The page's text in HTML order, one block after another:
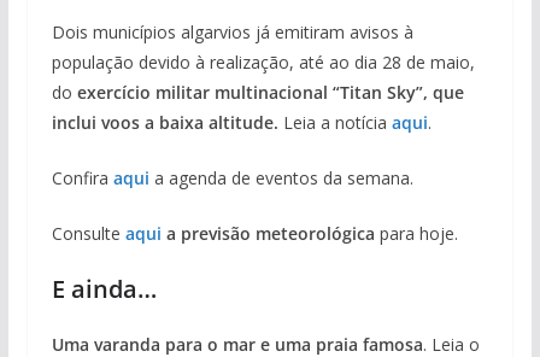
Dois municípios algarvios já emitiram avisos à
população devido à realização, até ao dia 28 de maio,
do exercício militar multinacional “Titan Sky”, que
inclui voos a baixa altitude. Leia a notícia aqui.
Confira aqui a agenda de eventos da semana.
Consulte aqui a previsão meteorológica para hoje.
E ainda…
Uma varanda para o mar e uma praia famosa. Leia o